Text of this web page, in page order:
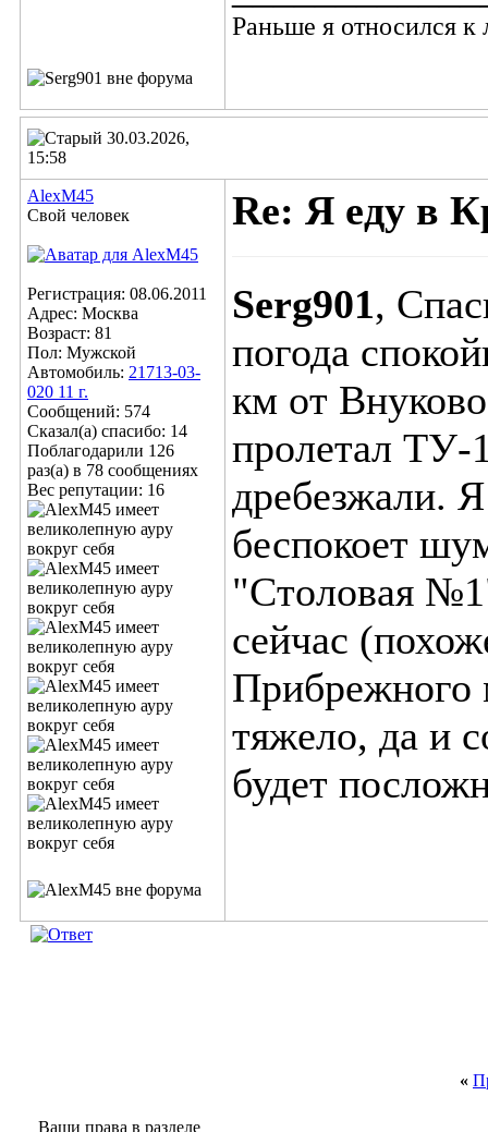
Раньше я относился
30.03.2026,
15:58
AlexM45
Свой человек
Регистрация: 08.06.2011
Адрес: Москва
Возраст: 81
Пол: Мужской
Автомобиль: 21713-03-
020 11 г.
Сообщений: 574
Сказал(а) спасибо: 14
Поблагодарили 126
раз(а) в 78 сообщениях
Вес репутации: 16
Re: Я еду в
Serg901,
погода
км от
пролетал ТУ-
дребезжали.
беспокоет
"Столовая
сейчас
Прибрежного
тяжело, да и
будет
«
Ваши права в разделе